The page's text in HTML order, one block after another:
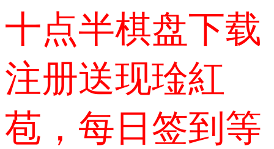
十点半棋盘下载
注册送现琻紅
苞，每日签到等